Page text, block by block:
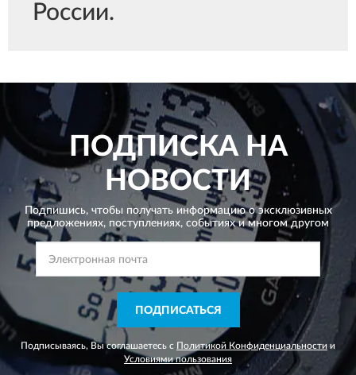
России.
ПОДПИСКА НА
НОВОСТИ
Подпишись, чтобы получать информацию о эксклюзивных
предложениях, поступлениях, событиях и многом другом
ПОДПИСАТЬСЯ
Подписываясь, Вы соглашаетесь с Политикой Конфиденциальности и
Условиями пользования